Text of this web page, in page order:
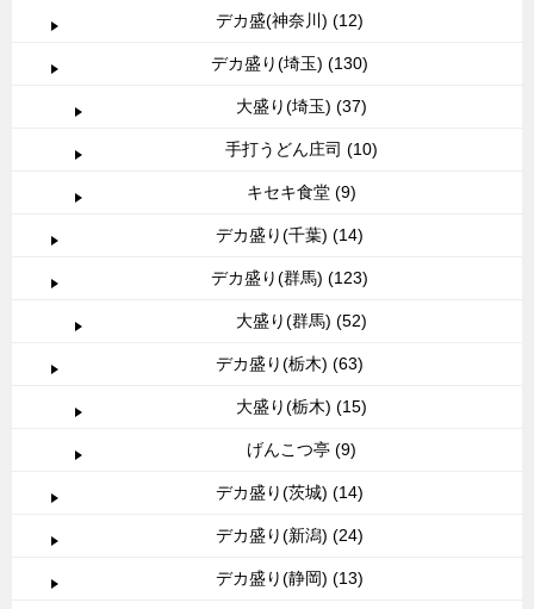
デカ盛(神奈川) (12)
デカ盛り(埼玉) (130)
大盛り(埼玉) (37)
手打うどん庄司 (10)
キセキ食堂 (9)
デカ盛り(千葉) (14)
デカ盛り(群馬) (123)
大盛り(群馬) (52)
デカ盛り(栃木) (63)
大盛り(栃木) (15)
げんこつ亭 (9)
デカ盛り(茨城) (14)
デカ盛り(新潟) (24)
デカ盛り(静岡) (13)